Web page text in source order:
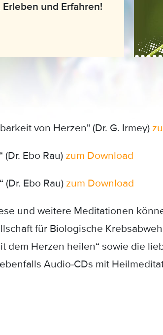
und Erfahren!
von Herzen" (Dr. G. Irmey)
Ebo Rau) zum Download
Ebo Rau) zum Download
und weitere Meditationen
für Biologische
dem Herzen heilen“ sowie die
Audio-CDs mit